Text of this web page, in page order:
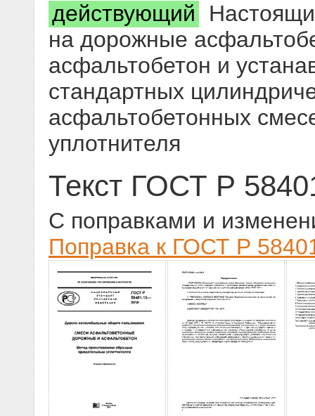
действующий
на дорожные
асфальтобетон и
стандартных
асфальтобетонных
уплотнителя
Текст ГОСТ Р
С поправками и
Поправка к ГОСТ Р